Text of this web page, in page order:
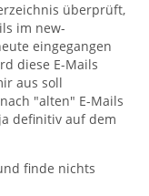
überprüft,
im new-
eingegangen
diese E-Mails
aus soll
"alten" E-Mails
definitiv auf dem
finde nichts